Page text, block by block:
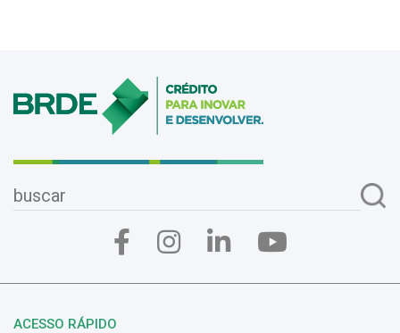
ACESSO RÁPIDO